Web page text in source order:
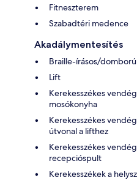
Fitneszterem
Szabadtéri medence
Akadálymentesítés
Braille-írásos/
Lift
Kerekesszékes
mosókonyha
Kerekesszékes
útvonal a lifthez
Kerekesszékes
recepcióspult
Kerekesszékek a